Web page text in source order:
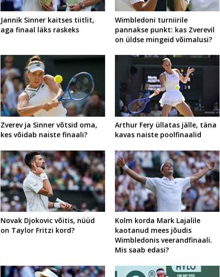
Jannik Sinner kaitses tiitlit,
aga finaal läks raskeks
Wimbledoni turniirile
pannakse punkt: kas Zverevil
on üldse mingeid võimalusi?
Zverev ja Sinner võtsid oma,
kes võidab naiste finaali?
Arthur Fery üllatas jälle, täna
kavas naiste poolfinaalid
Novak Djokovic võitis, nüüd
on Taylor Fritzi kord?
Kolm korda Mark Lajalile
kaotanud mees jõudis
Wimbledonis veerandfinaali.
Mis saab edasi?